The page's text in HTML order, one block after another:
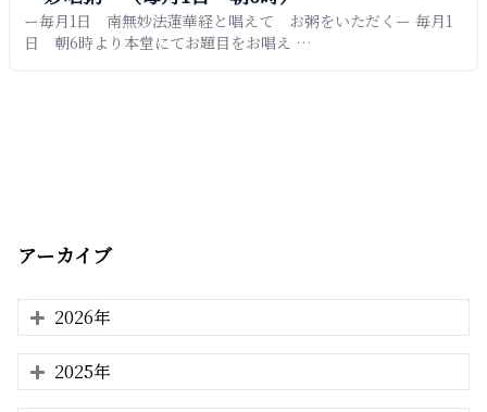
ー毎月1日 南無妙法蓮華経と唱えて お粥をいただくー 毎月1
日 朝6時より本堂にてお題目をお唱え …
アーカイブ
2026年
2025年